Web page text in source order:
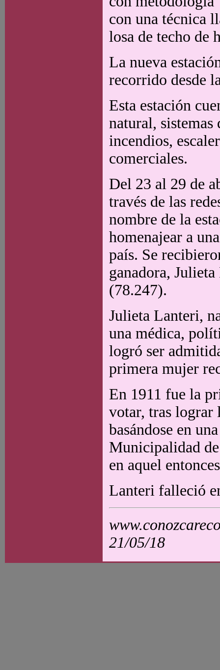
con una técnica
losa de techo de
La nueva
recorrido desde
Esta estación
natural,
incendios,
comerciales.
Del 23 al 29 de
través de las
nombre de la
homenajear a
país. Se
ganadora,
(78.247).
Julieta Lanteri,
una médica,
logró ser
primera mujer
En 1911 fue la
votar, tras lograr
basándose en
Municipalidad
en aquel
Lanteri falleció
21/05/18